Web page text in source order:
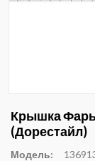
Крышка Фары
(дорестайл)
Модель: